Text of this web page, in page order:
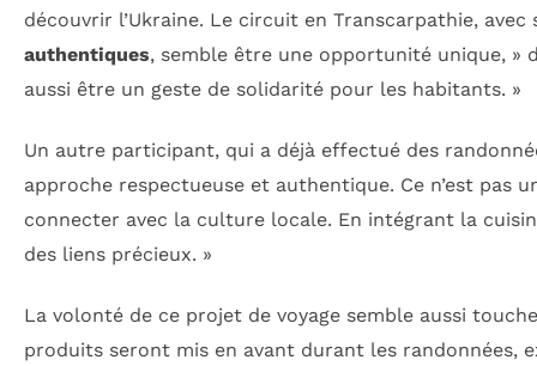
découvrir l’Ukraine. Le circuit en Transcarpathie,
authentiques, semble être une opportunité unique, »
aussi être un geste de solidarité pour les habitants. »
Un autre participant, qui a déjà effectué des
approche respectueuse et authentique. Ce n’est pas
connecter avec la culture locale. En intégrant la
des liens précieux. »
La volonté de ce projet de voyage semble aussi
produits seront mis en avant durant les randonnées,